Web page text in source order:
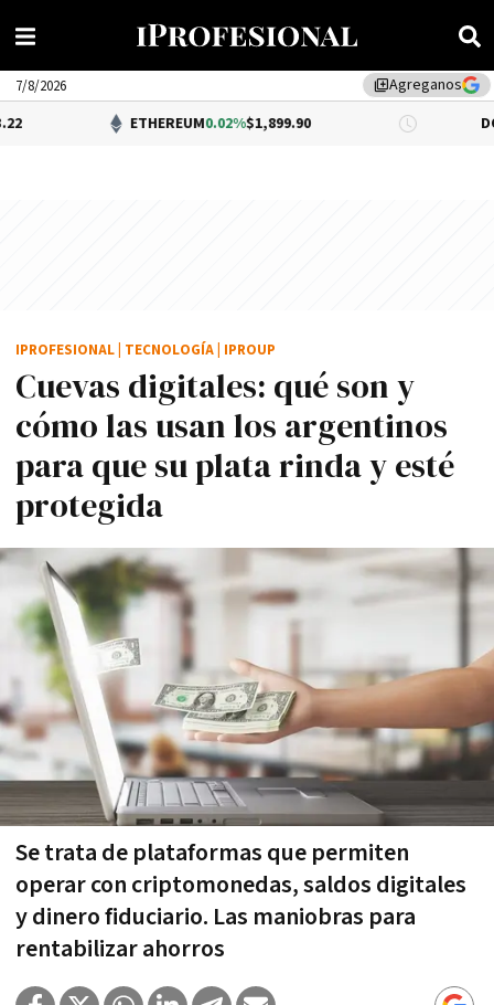
library_addAgreganos
7/8/2026
ETHEREUM0.02%$1,899.90 DÓLAR BNA
Cuevas digitales: qué son y
cómo las usan los argentinos
para que su plata rinda y esté
protegida
Se trata de plataformas que permiten
operar con criptomonedas, saldos digitales
y dinero fiduciario. Las maniobras para
rentabilizar ahorros
IPROFESIONAL TECNOLOGÍA IPROUP